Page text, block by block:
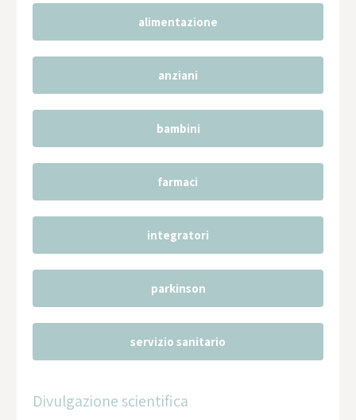
alimentazione
anziani
bambini
farmaci
integratori
parkinson
servizio sanitario
Divulgazione scientifica